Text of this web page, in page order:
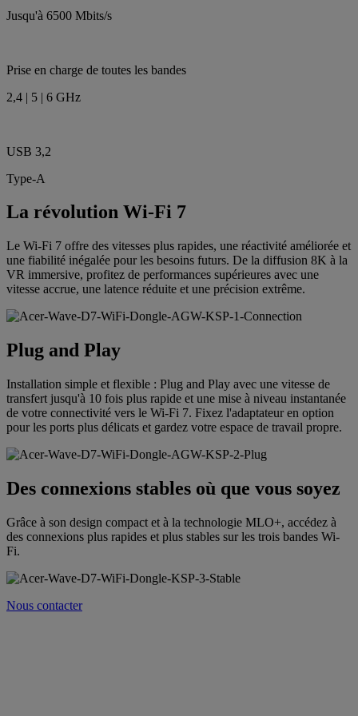
Jusqu'à 6500 Mbits/s
Prise en charge de toutes les bandes
2,4 | 5 | 6 GHz
USB 3,2
Type-A
La révolution Wi-Fi 7
Le Wi-Fi 7 offre des vitesses plus rapides, une réactivité améliorée et
une fiabilité inégalée pour les besoins futurs. De la diffusion 8K à la
VR immersive, profitez de performances supérieures avec une
vitesse accrue, une latence réduite et une précision extrême.
Plug and Play
Installation simple et flexible : Plug and Play avec une vitesse de
transfert jusqu'à 10 fois plus rapide et une mise à niveau instantanée
de votre connectivité vers le Wi-Fi 7. Fixez l'adaptateur en option
pour les ports plus délicats et gardez votre espace de travail propre.
Des connexions stables où que vous soyez
Grâce à son design compact et à la technologie MLO+, accédez à
des connexions plus rapides et plus stables sur les trois bandes Wi-
Fi.
Nous contacter